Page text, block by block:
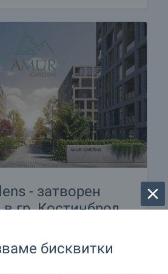
- затворен
гр. Костинброд
малкия град! Намирате го на
Костинброд, точно до BILLA
бисквитки